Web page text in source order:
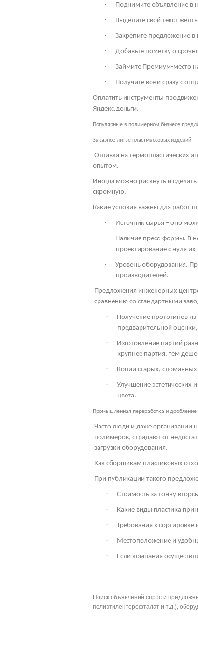
· Поднимите объявление в
· Выделите свой текст
· Закрепите предложение в
· Добавьте пометку о
· Займите Премиум-место
· Получите всё и сразу с
Оплатить инструменты
Яндекс.деньги.
Популярные в полимерном бизнесе
Заказное литье пластмассовых изделий
Отливка на термопластических
опытом.
Иногда можно рискнуть и
скромную.
Какие условия важны для работ
· Источник сырья – оно
·
Наличие пресс-формы. В
проектирование с нуля
· Уровень оборудования.
производителей.
Предложения инженерных
сравнению со стандартными
· Получение прототипов
предварительной оценки,
·
Изготовление партий
крупнее партия, тем
· Копии старых,
·
Улучшение эстетических
цвета.
Промышленная переработка и дробление
Часто люди и даже организации
полимеров, страдают от
загрузки оборудования.
Как сборщикам пластиковых
При публикации такого
· Стоимость за тонну
· Какие виды пластика
· Требования к сортировке
· Местоположение и
· Если компания
Поиск объявлений спрос и
полиэтилентерефталат и т.д.),